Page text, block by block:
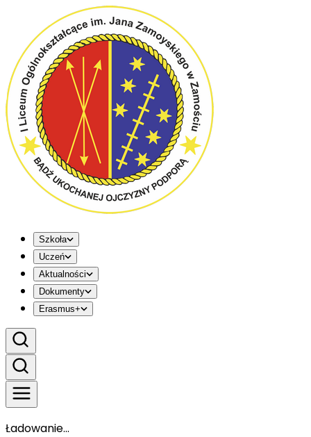
Szkoła
Uczeń
Aktualności
Dokumenty
Erasmus+
Ładowanie...